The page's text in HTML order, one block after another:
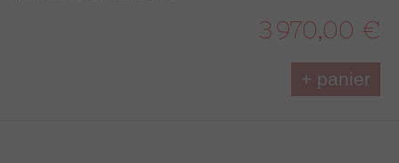
3 970,00 €
+ panier